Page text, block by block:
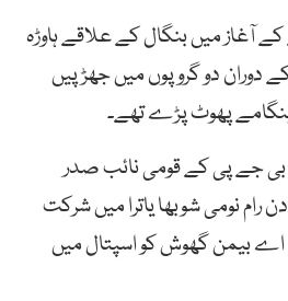
آغاز میں بنگال کے علاقے ہاوڑہ
دوران دو گروپوں میں جھڑپیں
پھوٹ پڑے تھے۔
بی جے پی کے قومی نائب صدر
رام نومی شوبھا یاترا میں شرکت
بیمن گھوش کو اسپتال میں